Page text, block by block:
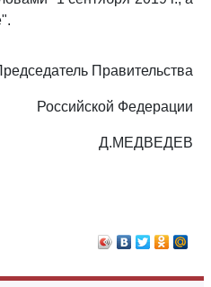
Правительства
Российской Федерации
Д.МЕДВЕДЕВ